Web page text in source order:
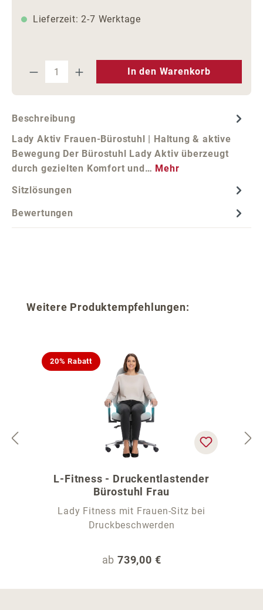
Lieferzeit: 2-7 Werktage
Produkt Anzahl: Gib den
In den Warenkorb
Beschreibung
Lady Aktiv Frauen-Bürostuhl | Haltung & aktive
Bewegung Der Bürostuhl Lady Aktiv überzeugt
durch gezielten Komfort und… Mehr
Sitzlösungen
Bewertungen
Produktgalerie überspringen
Weitere Produktempfehlungen:
20% Rabatt
L-Fitness - Druckentlastender
Bürostuhl Frau
Lady Fitness mit Frauen-Sitz bei
Druckbeschwerden
Regulärer Preis:
ab 739,00 €